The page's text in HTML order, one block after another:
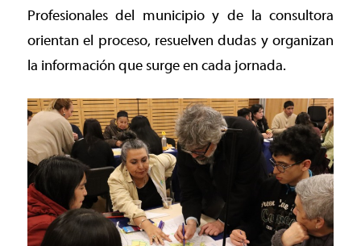
Profesionales del municipio y de la consultora
orientan el proceso, resuelven dudas y organizan
la información que surge en cada jornada.